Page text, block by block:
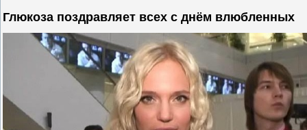
Глюкоза поздравляет всех с днём влюбленных